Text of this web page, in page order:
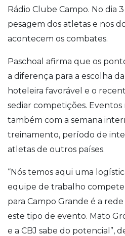
Rádio Clube Campo. No dia
pesagem dos atletas e nos
acontecem os combates.
Paschoal afirma que os
a diferença para a escolha
hoteleira favorável e o
sediar competições.
também com a semana
treinamento, período de
atletas de outros países.
“Nós temos aqui uma
equipe de trabalho
para Campo Grande é a
este tipo de evento. Mato
e a CBJ sabe do potencial”,